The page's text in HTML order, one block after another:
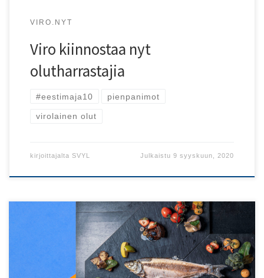
VIRO.NYT
Viro kiinnostaa nyt
olutharrastajia
#eestimaja10 pienpanimot
virolainen olut
kirjoittajalta SVYL Julkaistu9 syyskuun, 2020
Kolmatta kertaa järjestettävä ruokaviikko nostaa esille